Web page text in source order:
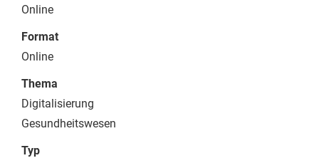
Online
Format
Online
Thema
Digitalisierung
Gesundheitswesen
Typ